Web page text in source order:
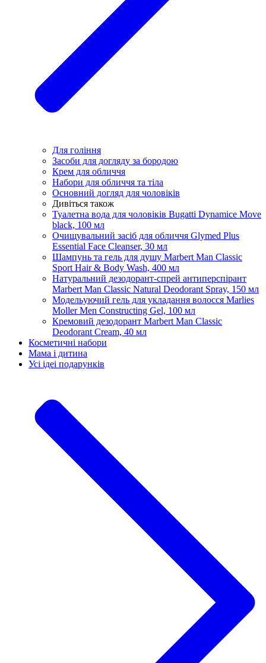
Для гоління
Засоби для догляду за бородою
Крем для обличчя
Набори для обличчя та тіла
Основний догляд для чоловіків
Дивіться також
Туалетна вода для чоловіків Bugatti Dynamice Move
black, 100 мл
Очищувальний засіб для обличчя Glymed Plus
Essential Face Cleanser, 30 мл
Шампунь та гель для душу Marbert Man Classic
Sport Hair & Body Wash, 400 мл
Натуральний дезодорант-спрей антиперспірант
Marbert Man Classic Natural Deodorant Spray, 150 мл
Модельуючий гель для укладання волосся Marlies
Moller Men Constructing Gel, 100 мл
Кремовий дезодорант Marbert Man Classic
Deodorant Cream, 40 мл
Косметичні набори
Мама і дитина
Усi iдеi подарункiв